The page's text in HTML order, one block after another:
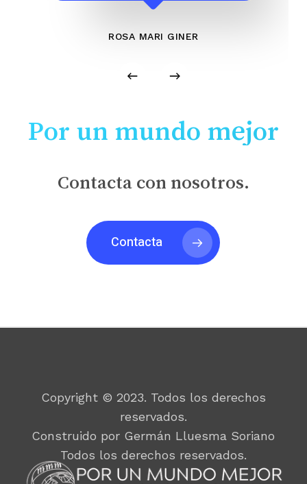
ROSA MARI GINER
Por un mundo mejor
Contacta con nosotros.
Contacta
Copyright © 2023. Todos los derechos
reservados.
Construido por Germán Lluesma Soriano
Todos los derechos reservados.